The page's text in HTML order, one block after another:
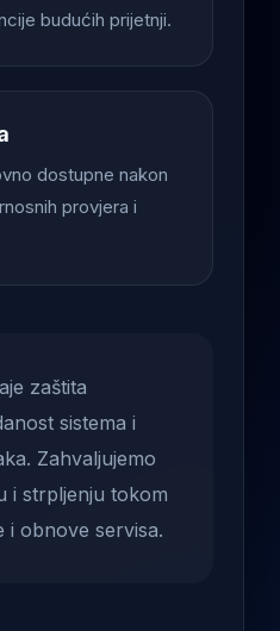
budućih prijetnji.
dostupne nakon
provjera i
zaštita
sistema i
Zahvaljujemo
i strpljenju tokom
i obnove servisa.